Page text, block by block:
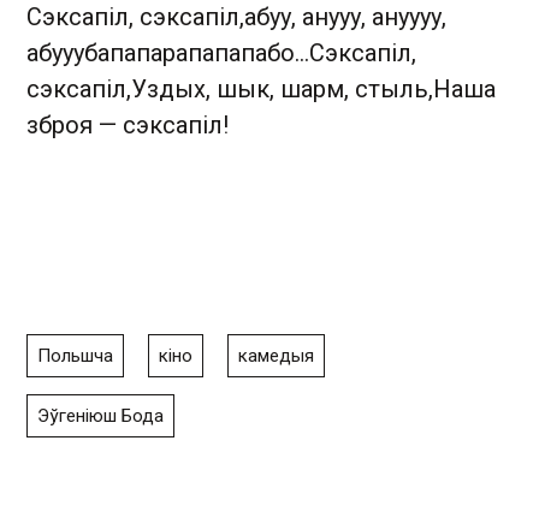
Сэксапіл, сэксапіл,абуу, анууу, ануууу,
абууубапапарапапапабо…Сэксапіл,
сэксапіл,Уздых, шык, шарм, стыль,Наша
зброя — сэксапіл!
Польшча кіно камедыя
Эўгеніюш Бода